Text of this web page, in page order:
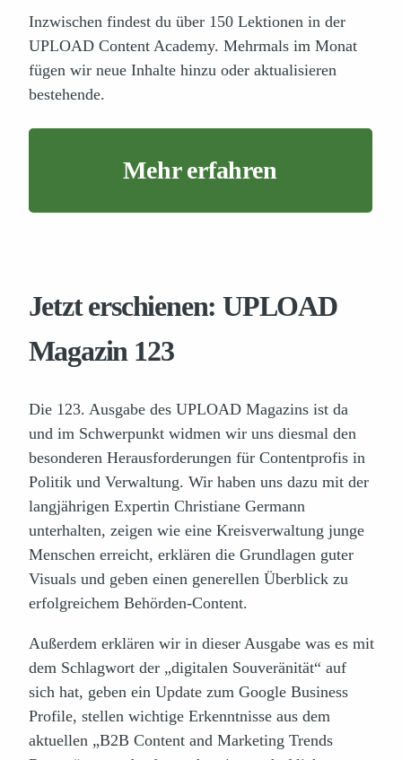
Inzwischen findest du über 150 Lektionen in der
UPLOAD Content Academy. Mehrmals im Monat
fügen wir neue Inhalte hinzu oder aktualisieren
bestehende.
Mehr erfahren
Jetzt erschienen: UPLOAD
Magazin 123
Die 123. Ausgabe des UPLOAD Magazins ist da
und im Schwerpunkt widmen wir uns diesmal den
besonderen Herausforderungen für Contentprofis in
Politik und Verwaltung. Wir haben uns dazu mit der
langjährigen Expertin Christiane Germann
unterhalten, zeigen wie eine Kreisverwaltung junge
Menschen erreicht, erklären die Grundlagen guter
Visuals und geben einen generellen Überblick zu
erfolgreichem Behörden-Content.
Außerdem erklären wir in dieser Ausgabe was es mit
dem Schlagwort der „digitalen Souveränität“ auf
sich hat, geben ein Update zum Google Business
Profile, stellen wichtige Erkenntnisse aus dem
aktuellen „B2B Content and Marketing Trends